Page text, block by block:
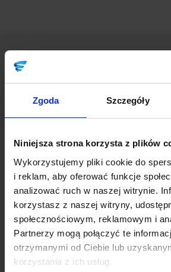
Zgoda Szczegóły
Niniejsza strona korzysta z plików
Wykorzystujemy pliki cookie do
i reklam, aby oferować funkcje
analizować ruch w naszej witrynie.
korzystasz z naszej witryny,
społecznościowym, reklamowym i
Partnerzy mogą połączyć te
otrzymanymi od Ciebie lub
korzystania z ich usług.
Strategia
Sprzedaż
Obsługa klienta
Efektywność
Work-life balance
Zarządzanie zespołem